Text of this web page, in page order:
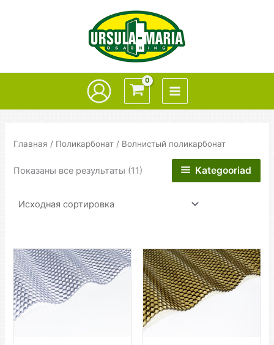
Главная / Поликарбонат / Волнистый поликарбонат
Показаны все результаты (11) Kategooriad